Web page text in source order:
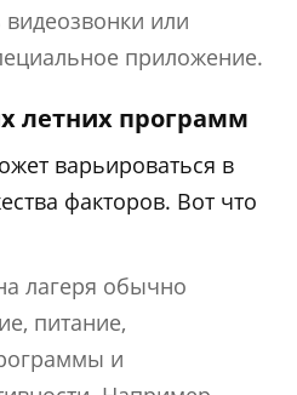
или
приложение.
летних программ
варьироваться в
факторов. Вот что
лагеря обычно
питание,
и